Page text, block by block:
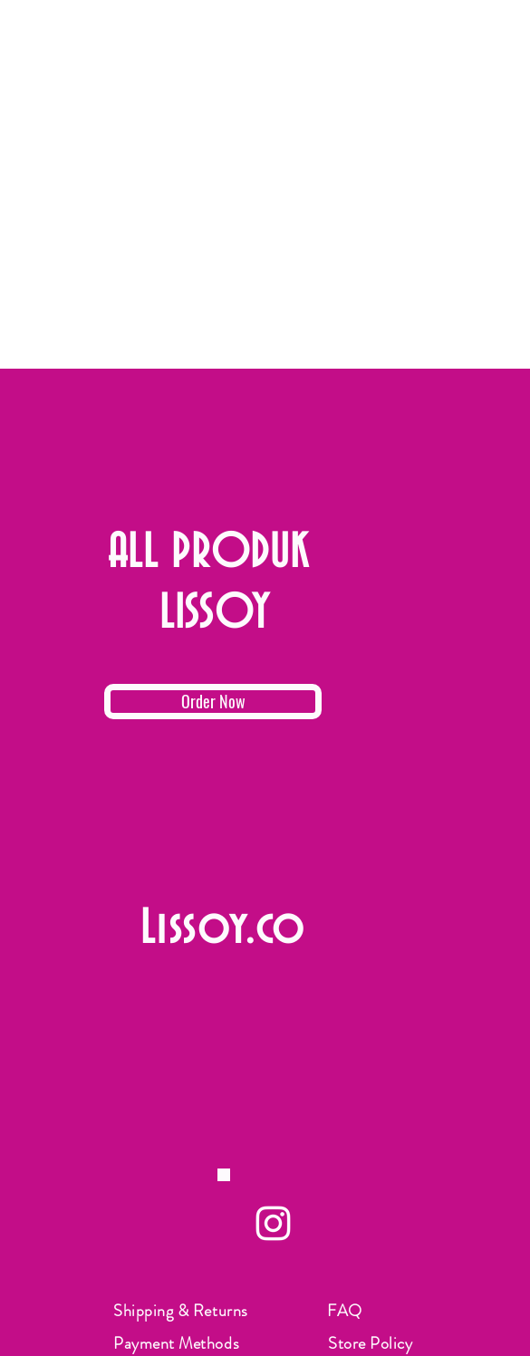
ALL PRODUK
LISSOY
Order Now
Lissoy.co
Shipping & Returns
Payment Methods
FAQ
Store Policy